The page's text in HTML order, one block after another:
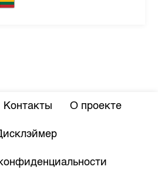
Контакты О проекте